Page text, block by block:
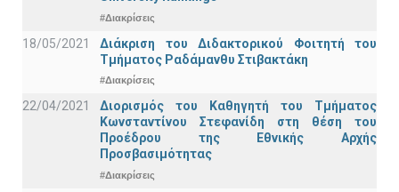
#Διακρίσεις
18/05/2021
Διάκριση του Διδακτορικού Φοιτητή του
Τμήματος Ραδάμανθυ Στιβακτάκη
#Διακρίσεις
22/04/2021
Διορισμός του Καθηγητή του Τμήματος
Κωνσταντίνου Στεφανίδη στη θέση του
Προέδρου της Εθνικής Αρχής
Προσβασιμότητας
#Διακρίσεις